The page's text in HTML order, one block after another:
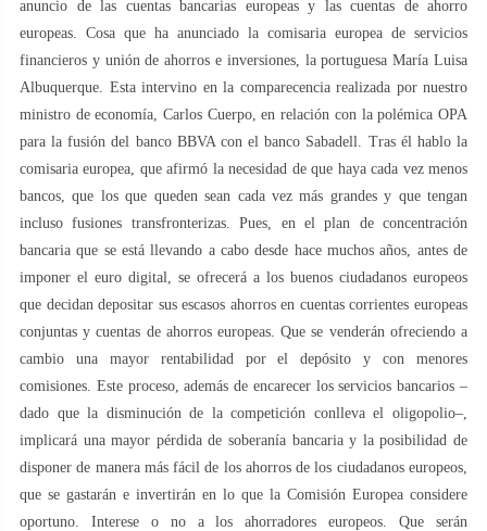
anuncio de las cuentas bancarias europeas y las cuentas de ahorro
europeas. Cosa que ha anunciado la comisaria europea de servicios
financieros y unión de ahorros e inversiones, la portuguesa María Luisa
Albuquerque. Esta intervino en la comparecencia realizada por nuestro
ministro de economía, Carlos Cuerpo, en relación con la polémica OPA
para la fusión del banco BBVA con el banco Sabadell. Tras él hablo la
comisaria europea, que afirmó la necesidad de que haya cada vez menos
bancos, que los que queden sean cada vez más grandes y que tengan
incluso fusiones transfronterizas. Pues, en el plan de concentración
bancaria que se está llevando a cabo desde hace muchos años, antes de
imponer el euro digital, se ofrecerá a los buenos ciudadanos europeos
que decidan depositar sus escasos ahorros en cuentas corrientes europeas
conjuntas y cuentas de ahorros europeas. Que se venderán ofreciendo a
cambio una mayor rentabilidad por el depósito y con menores
comisiones. Este proceso, además de encarecer los servicios bancarios –
dado que la disminución de la competición conlleva el oligopolio–,
implicará una mayor pérdida de soberanía bancaria y la posibilidad de
disponer de manera más fácil de los ahorros de los ciudadanos europeos,
que se gastarán e invertirán en lo que la Comisión Europea considere
oportuno. Interese o no a los ahorradores europeos. Que serán